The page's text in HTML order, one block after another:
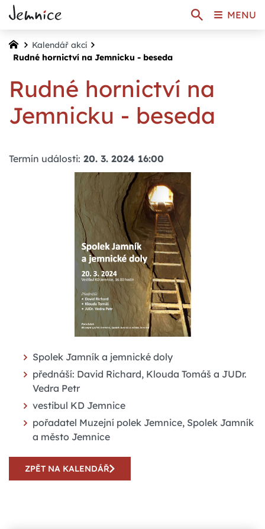
Kalendář akcí
Rudné hornictví na Jemnicku - beseda
Rudné hornictví na
Jemnicku - beseda
Termín události: 20. 3. 2024 16:00
Spolek Jamník a jemnické doly
přednáší: David Richard, Klouda Tomáš a JUDr.
Vedra Petr
vestibul KD Jemnice
pořadatel Muzejní polek Jemnice, Spolek Jamník
a město Jemnice
ZPĚT NA KALENDÁŘ
MENU